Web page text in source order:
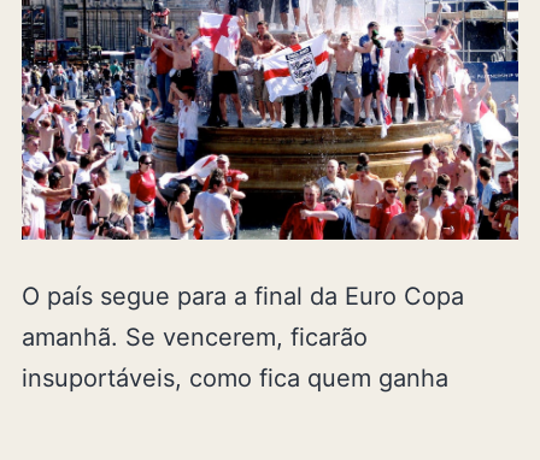
O país segue para a final da Euro Copa
amanhã. Se vencerem, ficarão
insuportáveis, como fica quem ganha